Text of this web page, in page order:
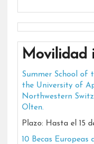
Movilidad
Summer School of
the University of
Northwestern
Olten.
Plazo: Hasta el 15
10 Becas